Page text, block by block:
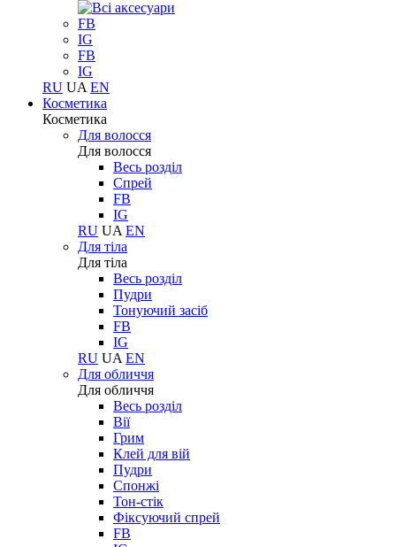
FB
IG
FB
IG
RU UA EN
Косметика
Косметика
Для волосся
Для волосся
Весь розділ
Спрей
FB
IG
RU UA EN
Для тіла
Для тіла
Весь розділ
Пудри
Тонуючий засіб
FB
IG
RU UA EN
Для обличчя
Для обличчя
Весь розділ
Вії
Грим
Клей для вій
Пудри
Спонжі
Тон-стік
Фіксуючий спрей
FB